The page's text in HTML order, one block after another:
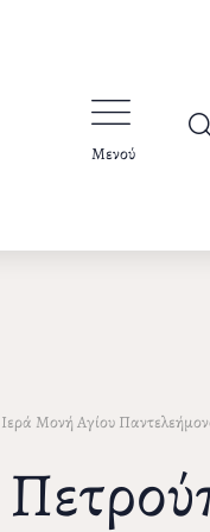
Μενού
Ιερά Μονή Αγίου